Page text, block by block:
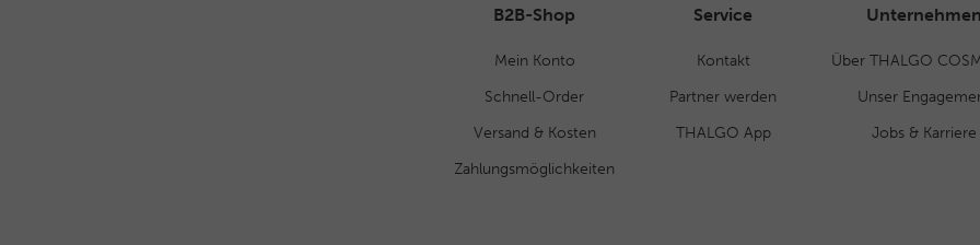
B2B-Shop
Mein Konto
Schnell-Order
Versand & Kosten
Zahlungsmöglichkeiten
Service
Kontakt
Partner werden
THALGO App
Unternehmen
Über THALGO
Unser
Jobs & Karriere